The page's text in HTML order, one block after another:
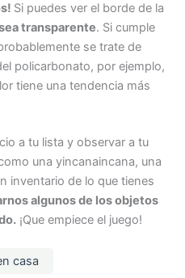
Si puedes ver el borde de la
transparente. Si cumple
se trate de
policarbonato, por ejemplo,
tiene una tendencia más
a tu lista y observar a tu
una yincanaincana, una
inventario de lo que tienes
algunos de los objetos
¡Que empiece el juego!
casa